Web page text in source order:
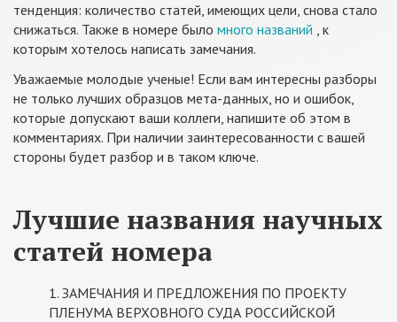
тенденция: количество статей, имеющих цели, снова стало
снижаться. Также в номере было много названий , к
которым хотелось написать замечания.
Уважаемые молодые ученые! Если вам интересны разборы
не только лучших образцов мета-данных, но и ошибок,
которые допускают ваши коллеги, напишите об этом в
комментариях. При наличии заинтересованности с вашей
стороны будет разбор и в таком ключе.
Лучшие названия научных
статей номера
1. ЗАМЕЧАНИЯ И ПРЕДЛОЖЕНИЯ ПО ПРОЕКТУ
ПЛЕНУМА ВЕРХОВНОГО СУДА РОССИЙСКОЙ